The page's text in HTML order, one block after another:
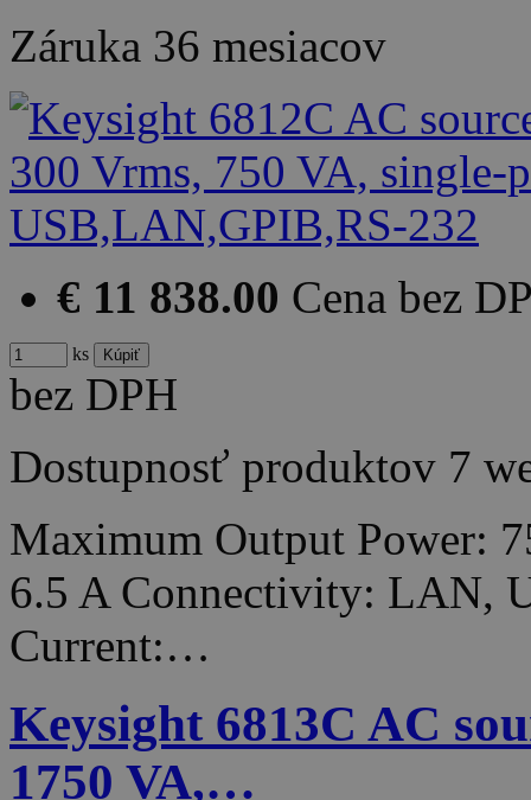
Záruka 36 mesiacov
€ 11 838.00 Cena bez
ks
bez DPH
Dostupnosť produktov 7
Maximum Output Power:
6.5 A Connectivity: LAN,
Current:…
Keysight 6813C AC
1750 VA,…